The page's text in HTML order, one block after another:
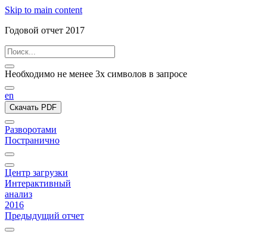
Skip to main content
Годовой отчет 2017
Необходимо не менее 3х символов в запросе
en
Скачать PDF
Разворотами
Постранично
Центр загрузки
Интерактивный
анализ
2016
Предыдущий отчет